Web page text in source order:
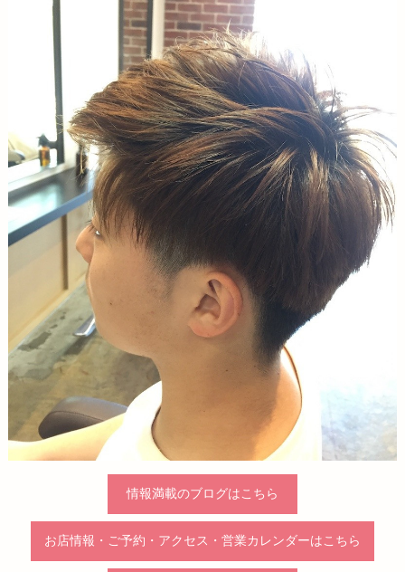
情報満載のブログはこちら
お店情報・ご予約・アクセス・営業カレンダーはこちら